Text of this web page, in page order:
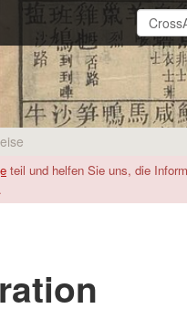
teil und helfen Sie uns, die
.